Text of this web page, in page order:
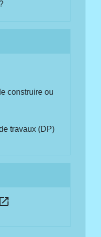
construire ou
travaux (DP)
open_in_new